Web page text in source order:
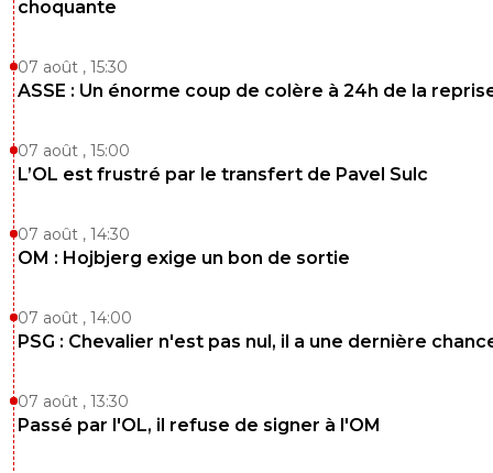
choquante
07 août , 15:30
ASSE : Un énorme coup de colère à 24h de la
07 août , 15:00
L’OL est frustré par le transfert de Pavel Sulc
07 août , 14:30
OM : Hojbjerg exige un bon de sortie
07 août , 14:00
PSG : Chevalier n'est pas nul, il a une dernière
07 août , 13:30
Passé par l'OL, il refuse de signer à l'OM